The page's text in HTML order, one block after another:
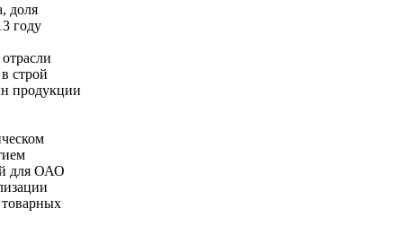
доля
году
строй
продукции
для ОАО